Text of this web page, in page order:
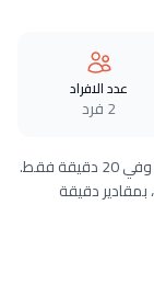
عدد الافراد
2 فرد
طريقة عمل كيكة البرتقال خطوة بخطوة بـ8 مكونات وفي 20 دقيقة فقط.
من مطبخ دلوقتي تكفي 2 فرد، بمقادير دقيقة